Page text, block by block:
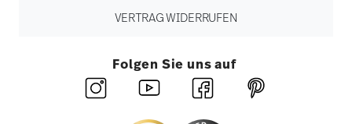
VERTRAG WIDERRUFEN
Folgen Sie uns auf